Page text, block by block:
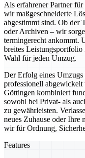
Als erfahrener Partner
wir maßgeschneiderte
abgestimmt sind. Ob der
oder Archiven – wir
termingerecht ankommt.
breites Leistungsportfolio
Wahl für jeden Umzug.
Der Erfolg eines
professionell abgewickelt
Göttingen kombiniert
sowohl bei Privat- als
zu gewährleisten.
neues Zuhause oder Ihre
wir für Ordnung,
Features